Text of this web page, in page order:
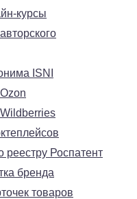
курсы
ISNI
реестру Роспатент
бренда
товаров